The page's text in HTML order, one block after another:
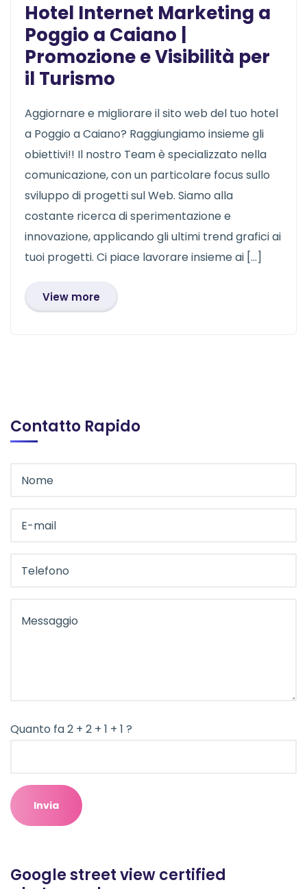
Hotel Internet Marketing a
Poggio a Caiano |
Promozione e Visibilità per
il Turismo
Aggiornare e migliorare il sito web del tuo hotel
a Poggio a Caiano? Raggiungiamo insieme gli
obiettivi!! Il nostro Team è specializzato nella
comunicazione, con un particolare focus sullo
sviluppo di progetti sul Web. Siamo alla
costante ricerca di sperimentazione e
innovazione, applicando gli ultimi trend grafici ai
tuoi progetti. Ci piace lavorare insieme ai […]
View more
Contatto Rapido
Quanto fa 2 + 2 + 1 + 1 ?
Google street view certified